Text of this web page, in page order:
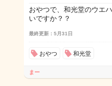
おやつで、和光堂のウエ
いですか？？
最終更新：5月31日
おやつ 和光堂
まー